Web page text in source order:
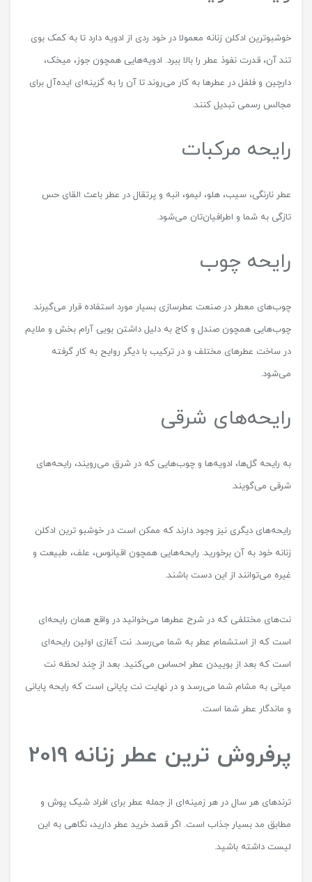
خوشبوترین ادکلن زنانه معمولا در خود ردی از ادویه‌ دارد تا به کمک بوی
تند آن، قدرت نفوذ عطر را بالا ببرد. ادویه‌هایی همچون جوز، میخک،
دارچین و فلفل در عطرها به کار می‌روند تا آن را به گزینه‌ای ایده‌آل برای
مجالس رسمی تبدیل کنند.
رایحه مرکبات
عطر نارنگی، سیب، هلو، لیمو، انبه و پرتقال در عطر باعث القای حس
تازگی به شما و اطرافیان‌تان می‌شود.
رایحه چوب
چوب‌های معطر در صنعت عطرسازی بسیار مورد استفاده قرار می‌گیرند.
چوب‌هایی همچون صندل و کاج به دلیل داشتن بویی آرام بخش و ملایم
در ساخت عطرهای مختلف و در ترکیب با دیگر روایح به کار گرفته
می‌شود.
رایحه‌های شرقی
به رایحه گل‌ها، ادویه‌ها و چوب‌هایی که در شرق می‌رویند، رایحه‌های
شرقی می‌گویند.
رایحه‌های دیگری نیز وجود دارند که ممکن است در خوشبو ترین ادکلن
زنانه خود به آن برخورید. رایحه‌هایی همچون اقیانوس، علف، طبیعت و
غیره می‌توانند از این دست باشند.
نت‌های مختلفی که در شرح عطرها می‌خوانید در واقع همان رایحه‌ای
است که از استشمام عطر به شما می‌رسد. نت آغازی اولین رایحه‌ای
است که بعد از بوییدن عطر احساس می‌کنید. بعد از چند لحظه نت
میانی به مشام شما می‌رسد و در نهایت نت پایانی است که رایحه پایانی
و ماندگار عطر شما است.
پرفروش ترین عطر زنانه 2019
ترندهای هر سال در هر زمینه‌ای از جمله عطر برای افراد شیک پوش و
مطابق مد بسیار جذاب است. اگر قصد خرید عطر دارید، نگاهی به این
لیست داشته باشید.